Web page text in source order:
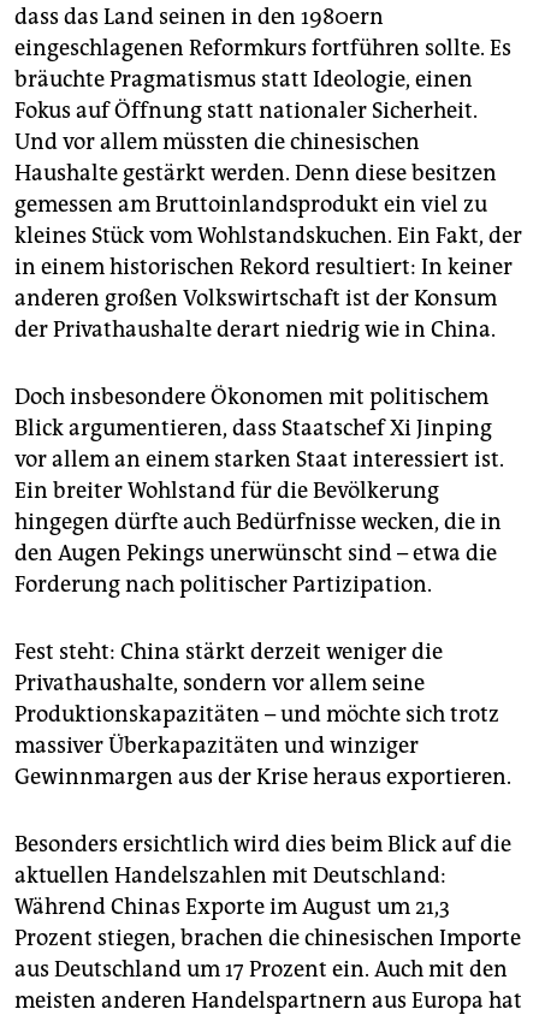
dass das Land seinen in den 1980ern
eingeschlagenen Reformkurs fortführen sollte. Es
bräuchte Pragmatismus statt Ideologie, einen
Fokus auf Öffnung statt nationaler Sicherheit.
Und vor allem müssten die chinesischen
Haushalte gestärkt werden. Denn diese besitzen
gemessen am Bruttoinlandsprodukt ein viel zu
kleines Stück vom Wohlstandskuchen. Ein Fakt, der
in einem historischen Rekord resultiert: In keiner
anderen großen Volkswirtschaft ist der Konsum
der Privathaushalte derart niedrig wie in China.
Doch insbesondere Ökonomen mit politischem
Blick argumentieren, dass Staatschef Xi Jinping
vor allem an einem starken Staat interessiert ist.
Ein breiter Wohlstand für die Bevölkerung
hingegen dürfte auch Bedürfnisse wecken, die in
den Augen Pekings unerwünscht sind – etwa die
Forderung nach politischer Partizipation.
Fest steht: China stärkt derzeit weniger die
Privathaushalte, sondern vor allem seine
Produktionskapazitäten – und möchte sich trotz
massiver Überkapazitäten und winziger
Gewinnmargen aus der Krise heraus exportieren.
Besonders ersichtlich wird dies beim Blick auf die
aktuellen Handelszahlen mit Deutschland:
Während Chinas Exporte im August um 21,3
Prozent stiegen, brachen die chinesischen Importe
aus Deutschland um 17 Prozent ein. Auch mit den
meisten anderen Handelspartnern aus Europa hat